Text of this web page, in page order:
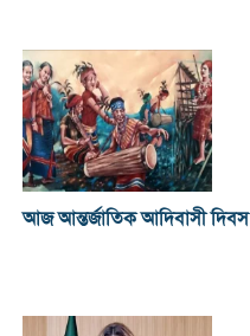
আজ আন্তর্জাতিক আদিবাসী দিবস